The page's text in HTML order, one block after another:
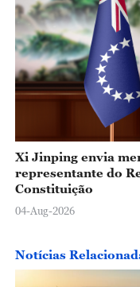
Xi Jinping envia
representante do
Constituição
04-Aug-2026
Notícias